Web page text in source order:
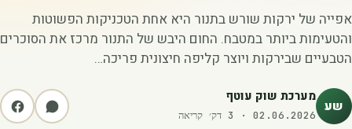
אפייה של ירקות שורש בתנור היא אחת הטכניקות הפשוטות
והטעימות ביותר במטבח. החום היבש של התנור מרכז את הסוכרים
הטבעיים שבירקות ויוצר קליפה חיצונית פריכה…
שע מערכת שוק עוטף
02.06.2026
·
3 דק׳ קריאה